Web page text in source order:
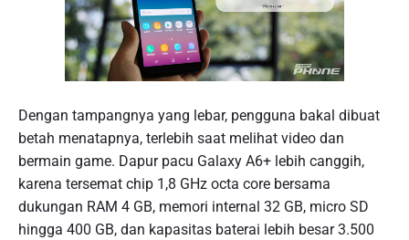
Dengan tampangnya yang lebar, pengguna bakal dibuat
betah menatapnya, terlebih saat melihat video dan
bermain game. Dapur pacu Galaxy A6+ lebih canggih,
karena tersemat chip 1,8 GHz octa core bersama
dukungan RAM 4 GB, memori internal 32 GB, micro SD
hingga 400 GB, dan kapasitas baterai lebih besar 3.500